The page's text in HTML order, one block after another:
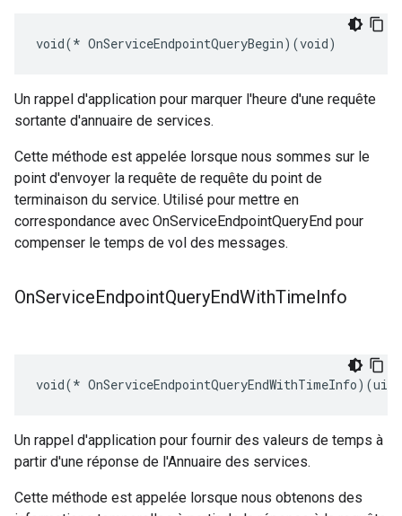
void(* OnServiceEndpointQueryBegin)(void)
Un rappel d'application pour marquer l'heure d'une requête
sortante d'annuaire de services.
Cette méthode est appelée lorsque nous sommes sur le
point d'envoyer la requête de requête du point de
terminaison du service. Utilisé pour mettre en
correspondance avec OnServiceEndpointQueryEnd pour
compenser le temps de vol des messages.
OnServiceEndpointQueryEndWithTimeInfo
void(*
Un rappel d'application pour fournir des valeurs de temps à
partir d'une réponse de l'Annuaire des services.
Cette méthode est appelée lorsque nous obtenons des